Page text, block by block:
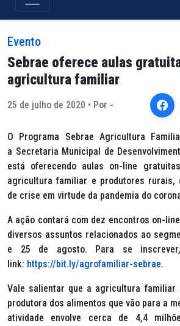
Evento
Sebrae oferece aulas
agricultura familiar
25 de julho de 2020 • Por -
O Programa Sebrae Agricultura
a Secretaria Municipal de
está oferecendo aulas on-line
agricultura familiar e produtores rurais,
de crise em virtude da pandemia do
A ação contará com dez encontros on-
diversos assuntos relacionados ao
e 25 de agosto. Para se
link: https://bit.ly/agrofamiliar-sebrae.
Vale salientar que a agricultura familiar
produtora dos alimentos que vão para a
atividade envolve cerca de 4,4